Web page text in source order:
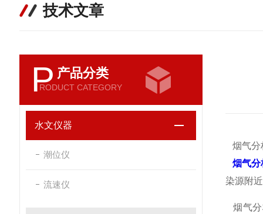
技术文章
P 产品分类
RODUCT CATEGORY
水文仪器
潮位仪
流速仪
烟气分
烟气分
染源附
烟气分